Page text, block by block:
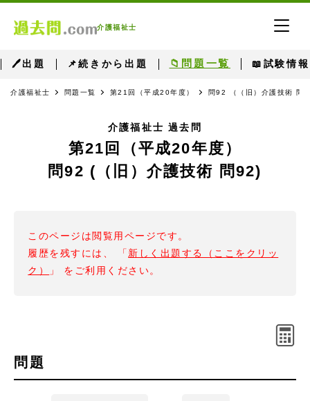
介護福祉士
🖊出題 📌続きから出題 📁問題一覧 📖試験情報
介護福祉士 問題一覧 第21回（平成20年度） 問92 （（旧）介護技術 問
介護福祉士 過去問
第21回（平成20年度）
問92 (（旧）介護技術 問92)
このページは閲覧用ページです。
履歴を残すには、 「 新しく出題する（ここをクリッ
ク）
」 をご利用ください。
問題